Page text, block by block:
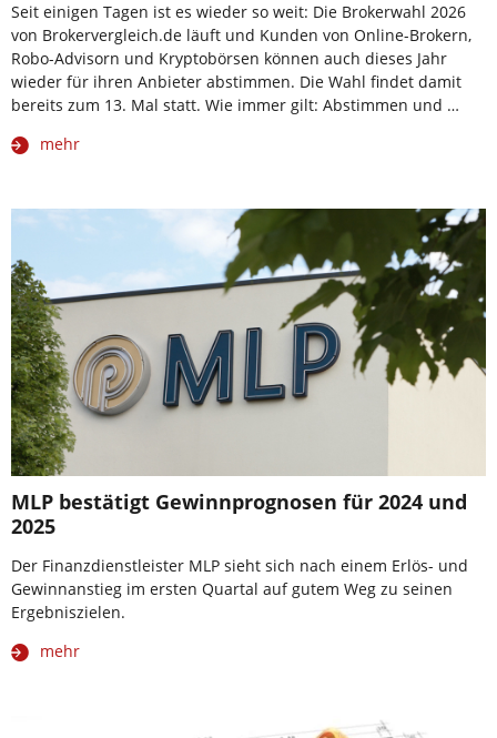
Seit einigen Tagen ist es wieder so weit: Die Brokerwahl 2026
von Brokervergleich.de läuft und Kunden von Online-Brokern,
Robo-Advisorn und Kryptobörsen können auch dieses Jahr
wieder für ihren Anbieter abstimmen. Die Wahl findet damit
bereits zum 13. Mal statt. Wie immer gilt: Abstimmen und …
mehr
MLP bestätigt Gewinnprognosen für 2024 und
2025
Der Finanzdienstleister MLP sieht sich nach einem Erlös- und
Gewinnanstieg im ersten Quartal auf gutem Weg zu seinen
Ergebniszielen.
mehr